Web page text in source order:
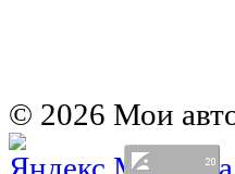
© 2026 Мои